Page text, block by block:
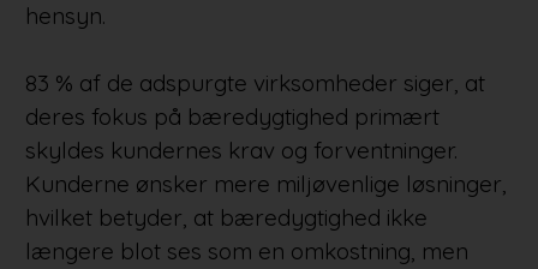
hensyn.
83 % af de adspurgte virksomheder siger, at
deres fokus på bæredygtighed primært
skyldes kundernes krav og forventninger.
Kunderne ønsker mere miljøvenlige løsninger,
hvilket betyder, at bæredygtighed ikke
længere blot ses som en omkostning, men